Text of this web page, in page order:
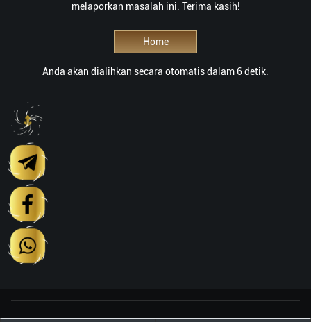
melaporkan masalah ini. Terima kasih!
Home
Anda akan dialihkan secara otomatis dalam 5 detik.